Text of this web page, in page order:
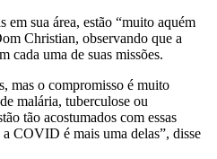
em sua área, estão “muito aquém
Christian, observando que a
cada uma de suas missões.
mas o compromisso é muito
malária, tuberculose ou
tão acostumados com essas
a COVID é mais uma delas”, disse